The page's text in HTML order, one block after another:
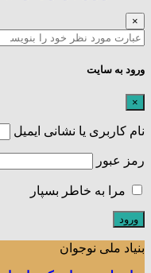
×
ورود به سایت
×
نام کاربری یا نشانی ایمیل
رمز عبور
مرا به خاطر بسپار
بنیاد ملی نوجوان